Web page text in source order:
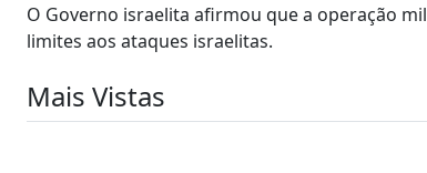
O Governo israelita afirmou que a operação
limites aos ataques israelitas.
Mais Vistas